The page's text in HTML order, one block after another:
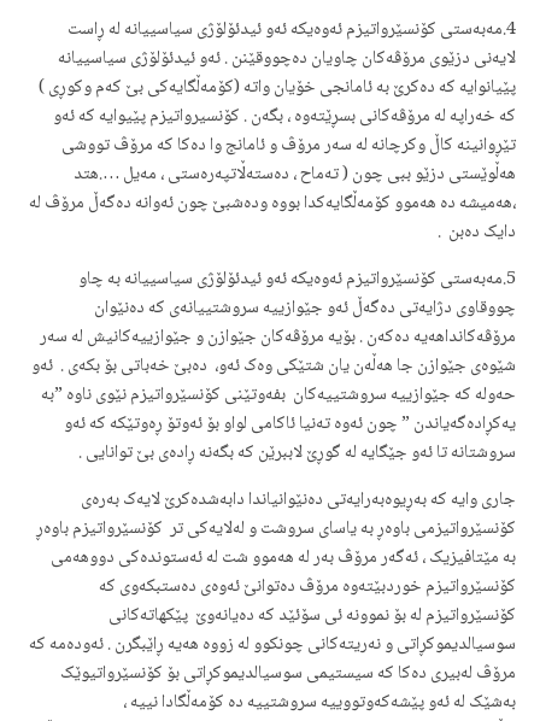
4.مه‌به‌ستی کۆنسێرواتیزم ئه‌وه‌یکه‌ ئه‌و ئیدئۆلۆژی سیاسییانه‌ له‌ ڕاست
لایه‌نی دزێوی مرۆڤه‌کان چاویان ده‌چووقێنن . ئه‌و ئیدئۆلۆژی سیاسییانه‌
پێیانوایه‌ که‌ ده‌کرێ به‌ ئامانجی خۆیان واته‌ (کۆمه‌ڵگایه‌کی بێ که‌م وکوڕی )
که‌ خه‌راپه‌ له‌ مرۆڤه‌کانی بسڕێته‌وه‌ ، بگه‌ن . کۆنسیرواتیزم پێیوایه‌ که‌ ئه‌و
تێڕوانینه‌‌ کاڵ وکرچانه‌ له‌ سه‌ر مرۆڤ و ئامانج وا ده‌کا که‌ مرۆڤ تووشی
هه‌ڵوێستی دزێو ببی چون ( ته‌ماح ، ده‌سته‌ڵاتپه‌ره‌ستی ، مه‌یل ….هتد
،هه‌میشه‌ ده‌ هه‌موو کۆمه‌ڵگایه‌کدا بووه‌ وده‌شبێ چون ئه‌وانه‌ ده‌گه‌ڵ مرۆڤ له‌
دایک ده‌بن .
5.مه‌به‌ستی کۆنسێرواتیزم ئه‌وه‌یکه‌ ئه‌و ئیدئۆلۆژی سیاسییانه‌ به‌ چاو
چووقاوی دژایه‌تی ده‌گه‌ڵ ئه‌و جێوازییه‌ سروشتییانه‌ی که‌ ده‌نێوان
مرۆڤه‌کانداهەیه‌ ده‌که‌ن . بۆیه‌ مرۆڤه‌کان جێوازن و جێوازییه‌کانیش له‌ سه‌ر‌
شێوه‌ی جێوازن جا هه‌ڵه‌ن یان شتێکی وه‌ک ئه‌و، ‌ ده‌بێ خه‌باتی بۆ بکه‌ی . ئه‌و
حه‌وله‌ که‌ جێوازییه‌ سروشتییه‌کان بفه‌وتێنی کۆنسێرواتیزم نێوی ناوه‌ ”به‌
یه‌کڕاده‌گه‌یاندن ” چون ئه‌وه‌ ته‌نیا ئاکامی لواو بۆ ئه‌وتۆ ڕه‌وتێکه‌ که‌ ئه‌و
سروشتانه‌ تا ئه‌و جێگایه‌ له‌ گوڕێ لاببرێن که‌ بگه‌نه‌ ڕاده‌ی بێ توانایی .
جاری وایه‌ که‌ به‌ڕیوه‌به‌رایه‌تی ده‌نێوانیاندا دابه‌شده‌کرێ لایه‌ک به‌ره‌ی
کۆنسێرواتیزمی باوه‌ڕ به‌ یاسای سروشت و له‌لایه‌کی تر کۆنسێرواتیزم باوەڕ
بە مێتافیزیک ، ئه‌گه‌ر مرۆڤ به‌ر له‌ هه‌موو شت له‌ ئه‌ستونده‌کی دووهه‌می
کۆنسێرواتیزم خوردبێته‌وه‌ مرۆڤ ده‌توانێ ئه‌وه‌ی ده‌ستبکه‌وی که‌
کۆنسێرواتیزم له‌ بۆ نموونه‌ ئی سۆئێد که‌ ده‌یانه‌وێ پێکهاته‌کانی
سوسیالدیموکڕاتی و نه‌ریته‌کانی چونکوو له‌ زووه‌ هه‌یه‌ ڕاێبگرن . ئه‌وده‌مه‌ که‌
مرۆڤ له‌بیری ده‌کا که‌ سیستیمی سوسیالدیموکڕاتی بۆ کۆنسێرواتیوێک
به‌شێک له‌ ئه‌و پێشه‌که‌وتووییه‌ سروشتییه‌ ده‌ کۆمه‌ڵگادا نییه‌ ،